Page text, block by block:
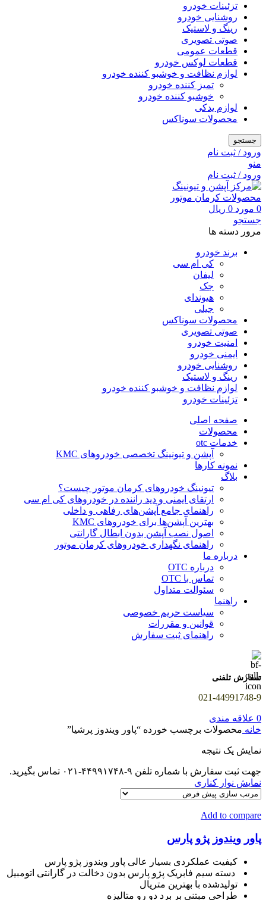
تزئینات خودرو
روشنایی خودرو
رینگ و لاستیک
صوتی تصویری
قطعات عمومی
قطعات لوکس خودرو
لوازم نظافت و خوشبو کننده خودرو
تمیز کننده خودرو
خوشبو کننده خودرو
لوازم یدکی
محصولات سوناکس
جستجو
ورود / ثبت نام
منو
ورود / ثبت نام
0 مورد 0 ریال
جستجو
مرور دسته ها
برند خودرو
کی ام سی
لیفان
جک
هیوندای
جیلی
محصولات سوناکس
صوتی تصویری
امنیت خودرو
ایمنی خودرو
روشنایی خودرو
رینگ و لاستیک
لوازم نظافت و خوشبو کننده خودرو
تزئینات خودرو
صفحه اصلی
محصولات
خدمات otc
آپشن و تیونینگ تخصصی خودروهای KMC
نمونه کارها
بلاگ
تیونینگ خودروهای کرمان موتور چیست؟
ارتقای ایمنی و دید راننده در خودروهای کی ام سی
راهنمای جامع آپشن‌های رفاهی و داخلی
بهترین آپشن‌ها برای خودروهای KMC
اصول نصب آپشن بدون ابطال گارانتی
راهنمای نگهداری خودروهای کرمان موتور
درباره ما
درباره OTC
تماس با OTC
سئوالت متداول
راهنما
سیاست حریم خصوصی
قوانین و مقررات
راهنمای ثبت سفارش
سفارش تلفنی
021-44991748-9
0 علاقه مندی
خانه محصولات برچسب خورده “پاور ویندوز پرشیا”
نمایش یک نتیجه
جهت ثبت سفارش با شماره تلفن ۹-۴۴۹۹۱۷۴۸-۰۲۱ تماس بگیرید.
نمایش نوار کناری
Add to compare
پاور ویندوز پژو پارس
کیفیت عملکردی بسیار عالی پاور ویندوز پژو پارس
دسته سیم فابریک پژو پارس بدون دخالت در گارانتی اتومبیل
تولیدشده با بهترین متریال
طراحی مبتنی بر برد دو رو متالیزه